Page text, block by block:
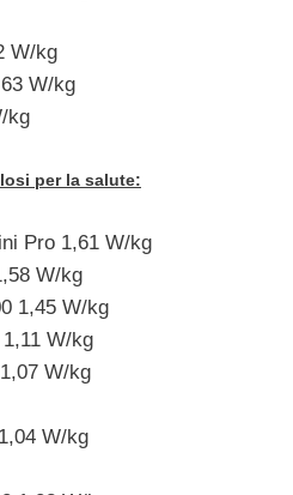
W/kg
W/kg
kg
per la salute:
Pro 1,61 W/kg
W/kg
1,45 W/kg
W/kg
W/kg
W/kg